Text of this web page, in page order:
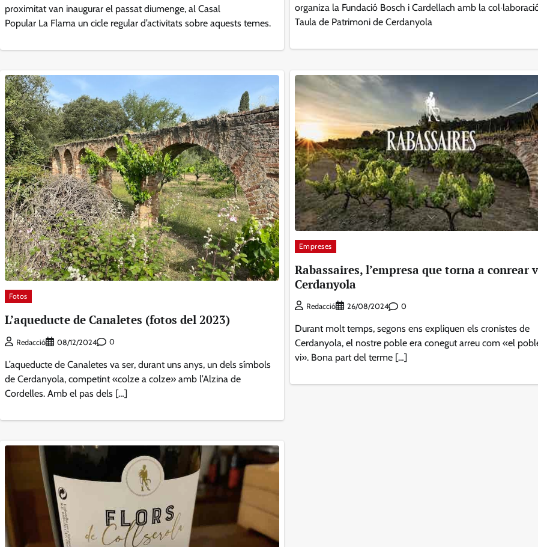
proximitat van inaugurar el passat diumenge, al Casal
Popular La Flama un cicle regular d’activitats sobre aquests temes.
organiza la Fundació Bosch i Cardellach amb la
Taula de Patrimoni de Cerdanyola
Fotos
L’aqueducte de Canaletes (fotos del 2023)
Redacció 08/12/2024 0
L’aqueducte de Canaletes va ser, durant uns anys, un dels símbols
de Cerdanyola, competint «colze a colze» amb l’Alzina de
Cordelles. Amb el pas dels […]
Empreses
Rabassaires, l’empresa que torna a conrear
Cerdanyola
Redacció 26/08/2024 0
Durant molt temps, segons ens expliquen els cronistes de
Cerdanyola, el nostre poble era conegut arreu com «el
vi». Bona part del terme […]